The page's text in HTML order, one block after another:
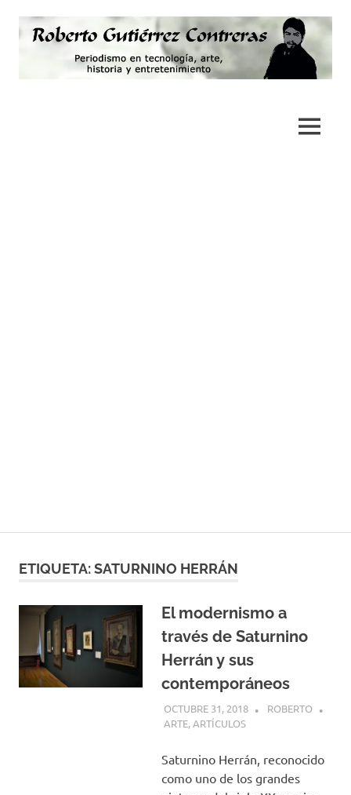
contenido
MENÚ
ETIQUETA:SATURNINO HERRÁN
El modernismo a
través de Saturnino
Herrán y sus
contemporáneos
OCTUBRE 31, 2018
ROBERTO
ARTE,ARTÍCULOS
Saturnino Herrán, reconocido
como uno de los grandes